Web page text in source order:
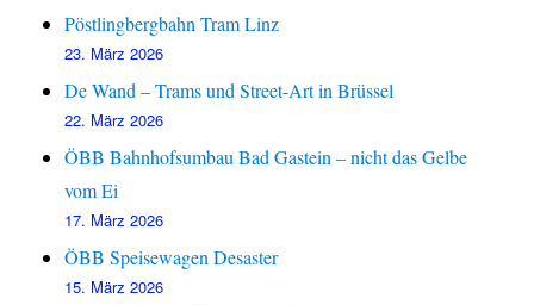
Pöstlingbergbahn Tram Linz
23. März 2026
De Wand – Trams und Street-Art in Brüssel
22. März 2026
ÖBB Bahnhofsumbau Bad Gastein – nicht das Gelbe
vom Ei
17. März 2026
ÖBB Speisewagen Desaster
15. März 2026